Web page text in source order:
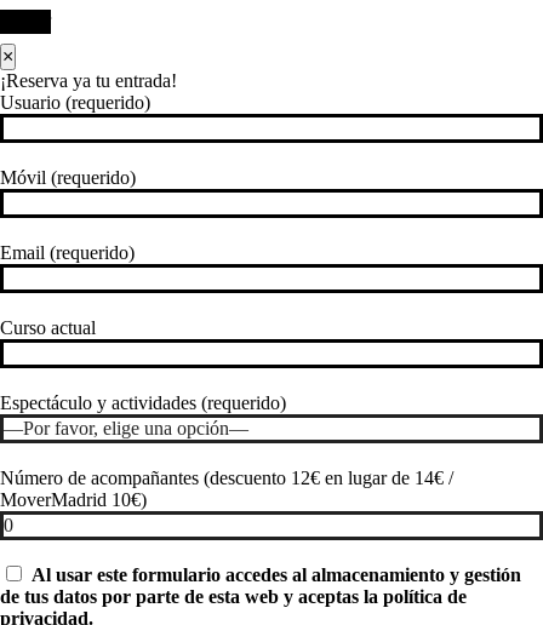
×
¡Reserva ya tu entrada!
Usuario (requerido)
Móvil (requerido)
Email (requerido)
Curso actual
Espectáculo y actividades (requerido)
Número de acompañantes (descuento 12€ en lugar de 14€ /
MoverMadrid 10€)
Al usar este formulario accedes al almacenamiento y gestión
de tus datos por parte de esta web y aceptas la política de
privacidad.